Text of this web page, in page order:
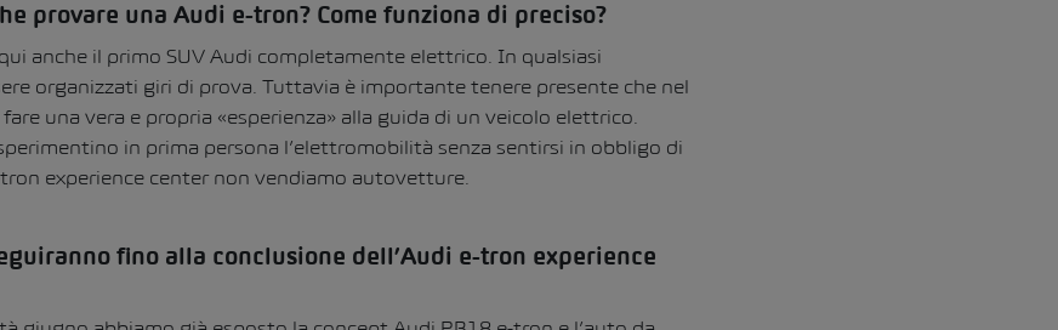
provare una Audi e-tron? Come funziona di preciso?
anche il primo SUV Audi completamente elettrico. In qualsiasi
organizzati giri di prova. Tuttavia è importante tenere presente che nel
una vera e propria «esperienza» alla guida di un veicolo elettrico.
in prima persona l’elettromobilità senza sentirsi in obbligo di
tron experience center non vendiamo autovetture.
fino alla conclusione dell’Audi e-tron experience